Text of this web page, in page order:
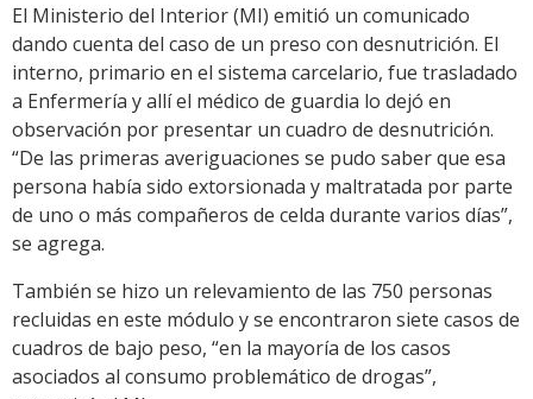
El Ministerio del Interior (MI) emitió un comunicado
dando cuenta del caso de un preso con desnutrición. El
interno, primario en el sistema carcelario, fue trasladado
a Enfermería y allí el médico de guardia lo dejó en
observación por presentar un cuadro de desnutrición.
“De las primeras averiguaciones se pudo saber que esa
persona había sido extorsionada y maltratada por parte
de uno o más compañeros de celda durante varios días”,
se agrega.
También se hizo un relevamiento de las 750 personas
recluidas en este módulo y se encontraron siete casos de
cuadros de bajo peso, “en la mayoría de los casos
asociados al consumo problemático de drogas”,